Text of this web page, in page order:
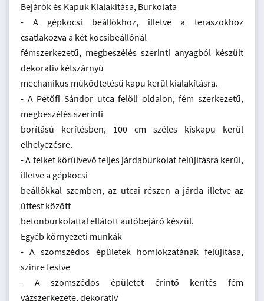
Bejárók és Kapuk Kialakítása, Burkolata
- A gépkocsi beállókhoz, illetve a teraszokhoz
csatlakozva a két kocsibeállónál
fémszerkezetű, megbeszélés szerinti anyagból készült
dekoratív kétszárnyú
mechanikus működtetésű kapu kerül kialakításra.
- A Petőfi Sándor utca felöli oldalon, fém szerkezetű,
megbeszélés szerinti
borítású kerítésben, 100 cm széles kiskapu kerül
elhelyezésre.
- A telket körülvevő teljes járdaburkolat felújításra kerül,
illetve a gépkocsi
beállókkal szemben, az utcai részen a járda illetve az
úttest között
betonburkolattal ellátott autóbejáró készül.
Egyéb környezeti munkák
- A szomszédos épületek homlokzatának felújítása,
színre festve
- A szomszédos épületet érintő kerítés fém
vázszerkezete, dekoratív